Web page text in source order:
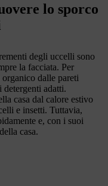
lo sporco
degli uccelli sono
la facciata. Per
dalle pareti
detergenti adatti.
casa dal calore estivo
e insetti. Tuttavia,
e, con i suoi
casa.